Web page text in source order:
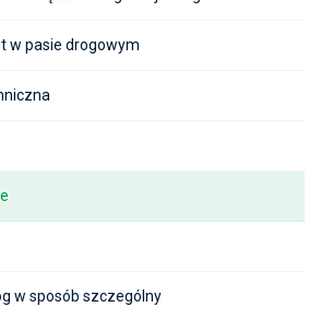
w pasie drogowym
w sposób szczególny